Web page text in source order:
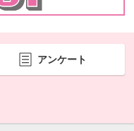
アンケート